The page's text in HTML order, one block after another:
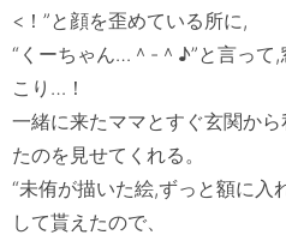
<！”と顔を歪めている所に,
“くーちゃん…＾-＾♪”と言って
こり…！
一緒に来たママとすぐ玄関か
たのを見せてくれる。
“未侑が描いた絵,ずっと額に入
して貰えたので、